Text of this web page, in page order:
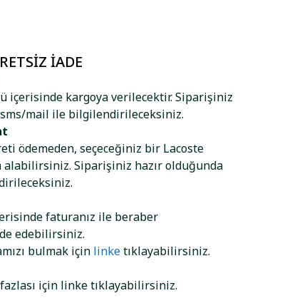
İADE
içerisinde kargoya verilecektir. Siparişiniz
mail ile bilgilendirileceksiniz.
ödemeden, seçeceğiniz bir Lacoste
alabilirsiniz. Siparişiniz hazır olduğunda
faturanız ile beraber
edebilirsiniz.
bulmak için linketıklayabilirsiniz.
için linketıklayabilirsiniz.